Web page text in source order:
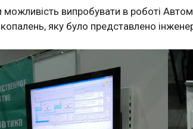
випробувати в роботі
яку було представлено